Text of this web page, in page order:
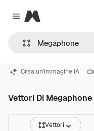
Close menu
Magnific
Crea un'immagine IA
Vettori Di Megaphone
Vettori